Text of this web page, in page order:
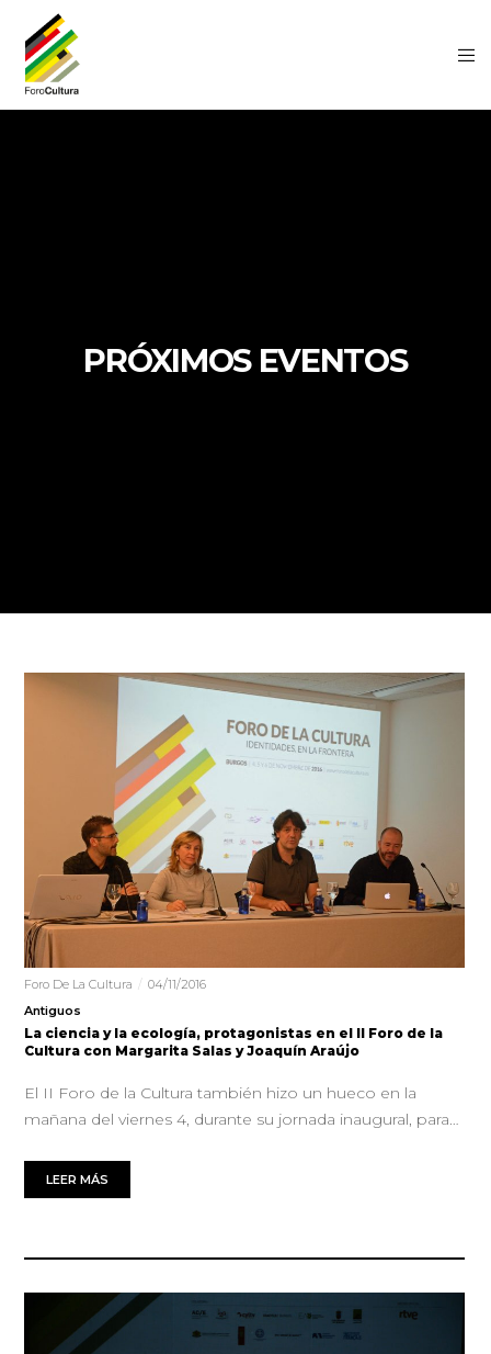
PRÓXIMOS EVENTOS
Foro De La Cultura
04/11/2016
Antiguos
La ciencia y la ecología, protagonistas en el II Foro de la
Cultura con Margarita Salas y Joaquín Araújo
El II Foro de la Cultura también hizo un hueco en la
mañana del viernes 4, durante su jornada inaugural, para…
LEER MÁS